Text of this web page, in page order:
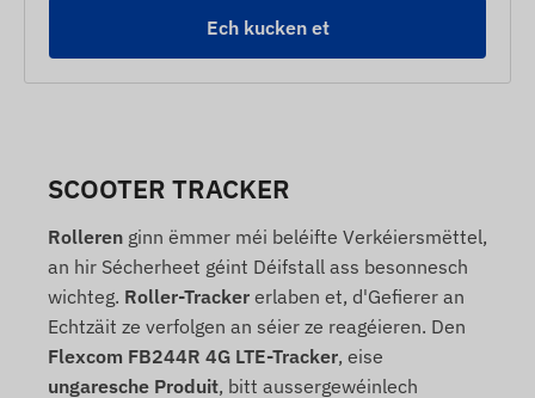
Ech kucken et
SCOOTER TRACKER
Rolleren ginn ëmmer méi beléifte Verkéiersmëttel,
an hir Sécherheet géint Déifstall ass besonnesch
wichteg. Roller-Tracker erlaben et, d'Gefierer an
Echtzäit ze verfolgen an séier ze reagéieren. Den
Flexcom FB244R 4G LTE-Tracker, eise
ungaresche Produit, bitt aussergewéinlech